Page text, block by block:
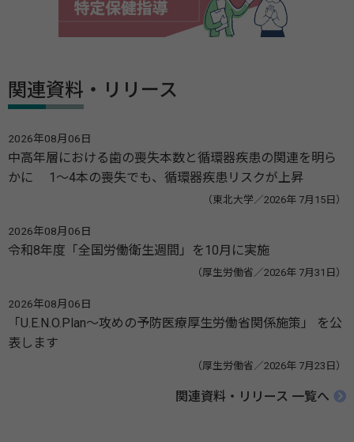
関連資料・リリース
2026年08月06日
中高年層における歯の喪失本数と循環器疾患の関連を明ら
かに 1～4本の喪失でも、循環器疾患リスクが上昇
（東北大学／2026年 7月15日）
2026年08月06日
令和8年度「全国労働衛生週間」を10月に実施
（厚生労働省／2026年 7月31日）
2026年08月06日
「U.E.N.O.Plan～攻めの予防医療厚生労働省関係施策」 を公
表します
（厚生労働省／2026年 7月23日）
関連資料・リリース 一覧へ